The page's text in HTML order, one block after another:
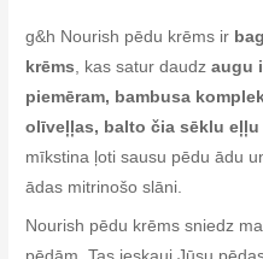
g&h Nourish pēdu krēms ir
krēms , kas satur daudzaugu
piemēram, bambusa
olīveļļas, balto čia sēklu eļļu
mīkstina ļoti sausu pēdu ādu
ādas mitrinošo slāni.
Nourish pēdu krēms sniedz